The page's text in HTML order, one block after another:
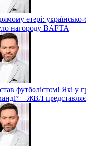
етері: українсько-
нагороду BAFTA
футболістом! Які у
– ЖВЛ представляє